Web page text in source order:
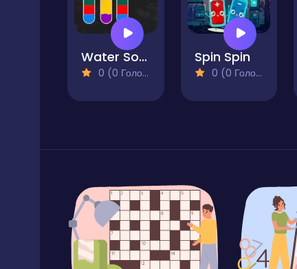
Water Sort Puzzle 2
0 (0 Голосів)
Spin Spin
0 (0 Голосів)